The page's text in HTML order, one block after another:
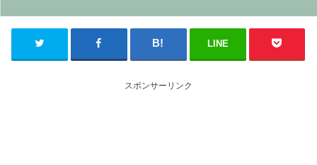
LINE
スポンサーリンク